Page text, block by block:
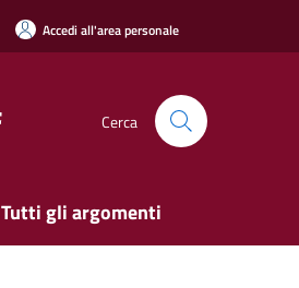
Accedi all'area personale
Cerca
Tutti gli argomenti